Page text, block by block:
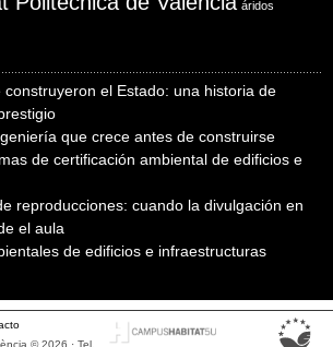
áridos
construyeron el Estado: una historia de
que crece antes de construirse
de certificación ambiental de edificios e
reproducciones: cuando la divulgación en
el aula
de edificios e infraestructuras
© 2026 · Tel.